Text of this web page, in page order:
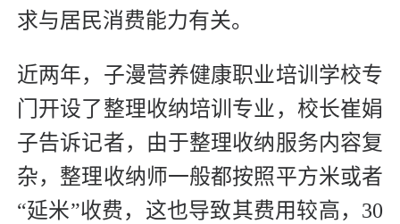
求与居民消费能力有关。
近两年，子漫营养健康职业培训学校专
门开设了整理收纳培训专业，校长崔娟
子告诉记者，由于整理收纳服务内容复
杂，整理收纳师一般都按照平方米或者
“延米”收费，这也导致其费用较高，30